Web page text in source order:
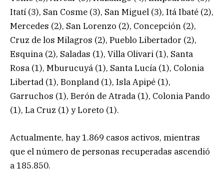
Itatí (3), San Cosme (3), San Miguel (3), Itá Ibaté (2),
Mercedes (2), San Lorenzo (2), Concepción (2),
Cruz de los Milagros (2), Pueblo Libertador (2),
Esquina (2), Saladas (1), Villa Olivari (1), Santa
Rosa (1), Mburucuyá (1), Santa Lucía (1), Colonia
Libertad (1), Bonpland (1), Isla Apipé (1),
Garruchos (1), Berón de Atrada (1), Colonia Pando
(1), La Cruz (1) y Loreto (1).
Actualmente, hay 1.869 casos activos, mientras
que el número de personas recuperadas ascendió
a 185.850.